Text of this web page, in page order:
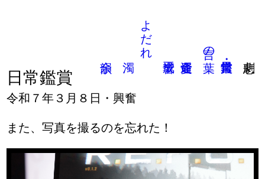
言の葉
よだれ
日常鑑賞
令和７年３月８日・興奮
また、写真を撮るのを忘れた！